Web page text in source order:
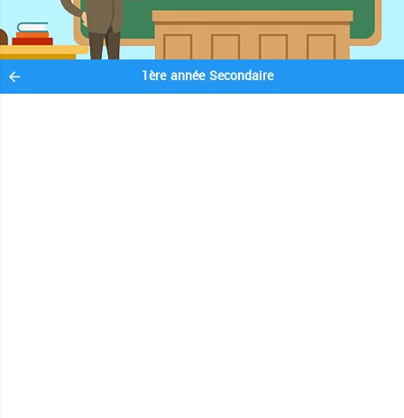
1ère année Secondaire